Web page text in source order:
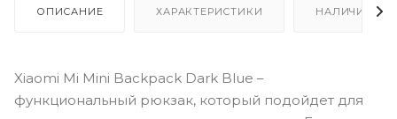
ОПИСАНИЕ ХАРАКТЕРИСТИКИ НАЛИЧИЕ
Xiaomi Mi Mini Backpack Dark Blue –
функциональный рюкзак, который подойдет для